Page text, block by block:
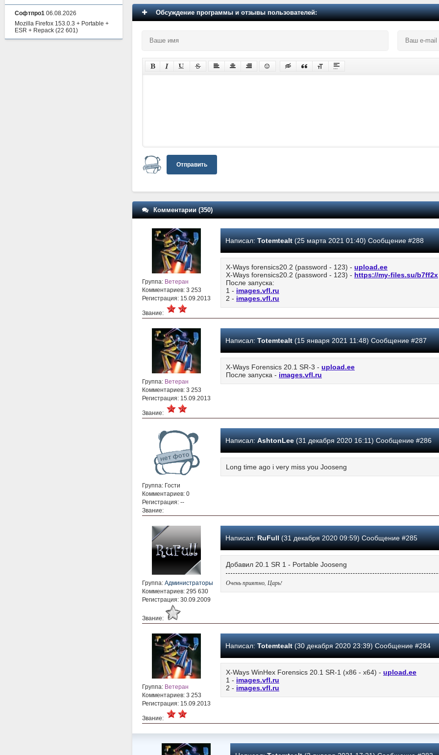
Обсуждение программы и отзывы пользователей:
Отправить
Комментарии (350)
Группа: Ветеран
Комментариев: 3 253
Регистрация: 15.09.2013
Звание:
Написал: Totemtealt(25 марта 2021 01:40) Сообщение #288
X-Ways forensics20.2 (password - 123) - upload.ee
X-Ways forensics20.2 (password - 123) - https://my-files.su/b7ff2x
После запуска:
1 - images.vfl.ru
2 - images.vfl.ru
Группа: Ветеран
Комментариев: 3 253
Регистрация: 15.09.2013
Звание:
Написал: Totemtealt(15 января 2021 11:48) Сообщение #287
X-Ways Forensics 20.1 SR-3 - upload.ee
После запуска - images.vfl.ru
Группа: Гости
Комментариев: 0
Регистрация: --
Звание:
Написал: AshtonLee(31 декабря 2020 16:11) Сообщение #286
Long time ago i very miss you Jooseng
Группа: Администраторы
Комментариев: 295 630
Регистрация: 30.09.2009
Звание:
Написал: RuFull(31 декабря 2020 09:59) Сообщение #285
Добавил 20.1 SR 1 - Portable Jooseng
Очень приятно, Царь!
Группа: Ветеран
Комментариев: 3 253
Регистрация: 15.09.2013
Звание:
Написал: Totemtealt(30 декабря 2020 23:39) Сообщение #284
X-Ways WinHex Forensics 20.1 SR-1 (х86 - х64) - upload.ee
1 - images.vfl.ru
2 - images.vfl.ru
Софтпро1 06.08.2026
Mozilla Firefox 153.0.3 + Portable +
ESR + Repack (22 601)